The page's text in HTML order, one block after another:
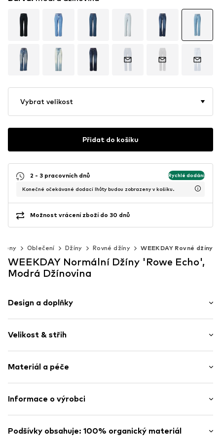
Vybrat velikost
Přidat do košíku
2 - 3 pracovních dnů Rychlé dodání
Konečné očekávané dodací lhůty budou zobrazeny v košíku.
Možnost vrácení zboží do 30 dnů
Ženy Oblečení Džíny Rovné džíny WEEKDAY Rovné džíny
WEEKDAY Normální Džíny 'Rowe Echo',
Modrá Džínovina
Design a doplňky
Džínovina
Modrá džínovina/opraná
Prošitý spodní lem
Kontrastní švy
Poutka na pásek
Velikost & střih
Střih: Normální
Výška sedu: Vysoký pas
Materiál a péče
Materiál: 100% Bavlna
Informace o výrobci
Åsögatan 115
Podšívky obsahuje: 100% organický materiál